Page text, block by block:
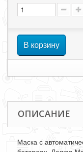
В корзину
ОПИСАНИЕ
Маска с